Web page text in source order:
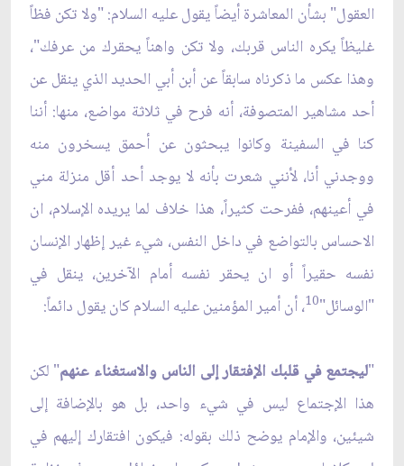
العقول" بشأن المعاشرة أيضاً يقول عليه السلام: "ولا تكن فظاً
غليظاً يكره الناس قربك، ولا تكن واهناً يحقرك من عرفك"،
وهذا عكس ما ذكرناه سابقاً عن أبن أبي الحديد الذي ينقل عن
أحد مشاهير المتصوفة، أنه فرح في ثلاثة مواضع، منها: أننا
كنا في السفينة وكانوا يبحثون عن أحمق يسخرون منه
ووجدني أنا، لأنني شعرت بأنه لا يوجد أحد أقل منزلة مني
في أعينهم، ففرحت كثيراً، هذا خلاف لما يريده الإسلام، ان
الاحساس بالتواضع في داخل النفس، شيء غير إظهار الإنسان
نفسه حقيراً أو ان يحقر نفسه أمام الآخرين، ينقل في
"الوسائل"10، أن أمير المؤمنين عليه السلام كان يقول دائماً:
"ليجتمع في قلبك الإفتقار إلى الناس والاستغناء عنهم" لكن
هذا الإجتماع ليس في شيء واحد، بل هو بالإضافة إلى
شيئين، والإمام يوضح ذلك بقوله: فيكون افتقارك إليهم في